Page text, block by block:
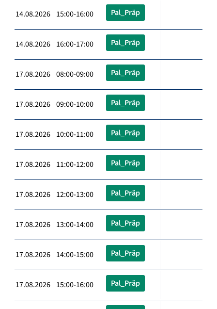
14.08.2026 15:00-16:00 Pal_Präp
14.08.2026 16:00-17:00 Pal_Präp
17.08.2026 08:00-09:00 Pal_Präp
17.08.2026 09:00-10:00 Pal_Präp
17.08.2026 10:00-11:00 Pal_Präp
17.08.2026 11:00-12:00 Pal_Präp
17.08.2026 12:00-13:00 Pal_Präp
17.08.2026 13:00-14:00 Pal_Präp
17.08.2026 14:00-15:00 Pal_Präp
17.08.2026 15:00-16:00 Pal_Präp